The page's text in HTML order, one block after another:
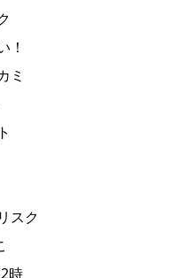
！
ミ
スク
時